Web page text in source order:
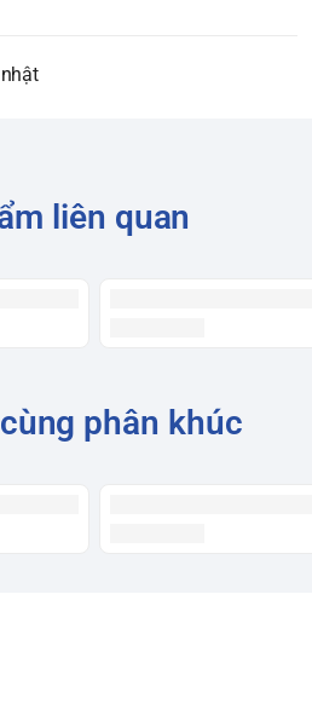
liên quan
phân khúc